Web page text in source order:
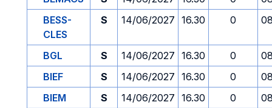
BESS-
CLES
S 14/06/2027 16.30 0
BGL S 14/06/2027 16.30 0
BIEF
S 14/06/2027 16.30 0
BIEM
S 14/06/2027 16.30 0